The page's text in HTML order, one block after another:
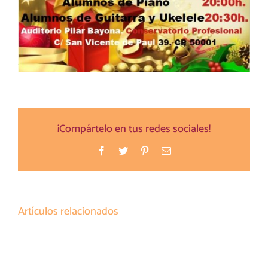
¡Compártelo en tus redes sociales!
Facebook
Twitter PinterestCorreo
Artículos relacionados